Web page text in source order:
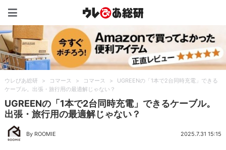
ウレぴあ総研 > コマース > コマース >
UGREENの「1本で2台同時充電」できる
ケーブル。出張・旅行用の最適解じゃない？
UGREENの「1本で2台同時充電」できるケーブル。
出張・旅行用の最適解じゃない？
By ROOMIE 2025.7.31 15:15